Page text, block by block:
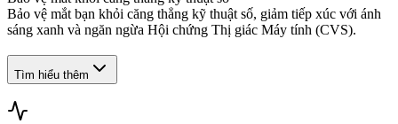
Bảo vệ mắt bạn khỏi căng thẳng kỹ thuật số, giảm tiếp xúc với ánh
sáng xanh và ngăn ngừa Hội chứng Thị giác Máy tính (CVS).
Tìm hiểu thêm